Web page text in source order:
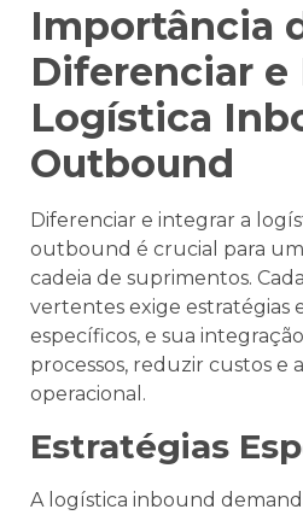
Importância
Diferenciar e
Logística
Outbound
Diferenciar e integrar a
outbound é crucial para
cadeia de suprimentos.
vertentes exige estratégias
específicos, e sua
processos, reduzir custos e
operacional.
Estratégias
A logística inbound